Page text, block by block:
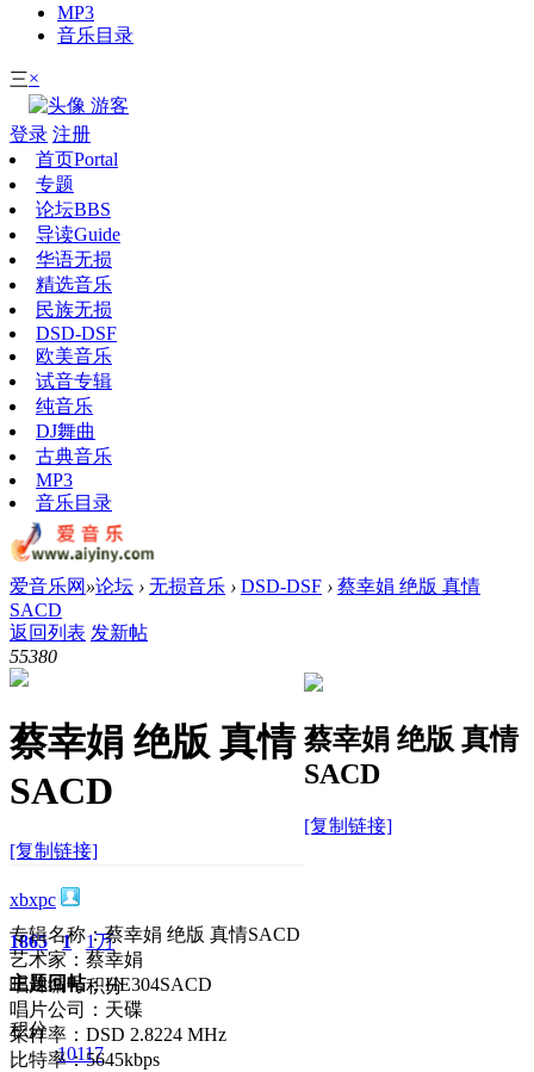
MP3
音乐目录
三×
游客
登录 注册
首页Portal
专题
论坛BBS
导读Guide
华语无损
精选音乐
民族无损
DSD-DSF
欧美音乐
试音专辑
纯音乐
DJ舞曲
古典音乐
MP3
音乐目录
爱音乐网 »论坛 › 无损音乐 › DSD-DSF › 蔡幸娟 绝版 真情
SACD
返回列表 发新帖
55380
蔡幸娟 绝版 真情
SACD
[复制链接]
蔡幸娟 绝版 真情
SACD
[复制链接]
xbxpc
1865
主题
1
回帖
1万
积分
积分
10117
专辑名称：蔡幸娟 绝版 真情SACD
艺术家：蔡幸娟
唱片编号：HE304SACD
唱片公司：天碟
采样率：DSD 2.8224 MHz
比特率：5645kbps